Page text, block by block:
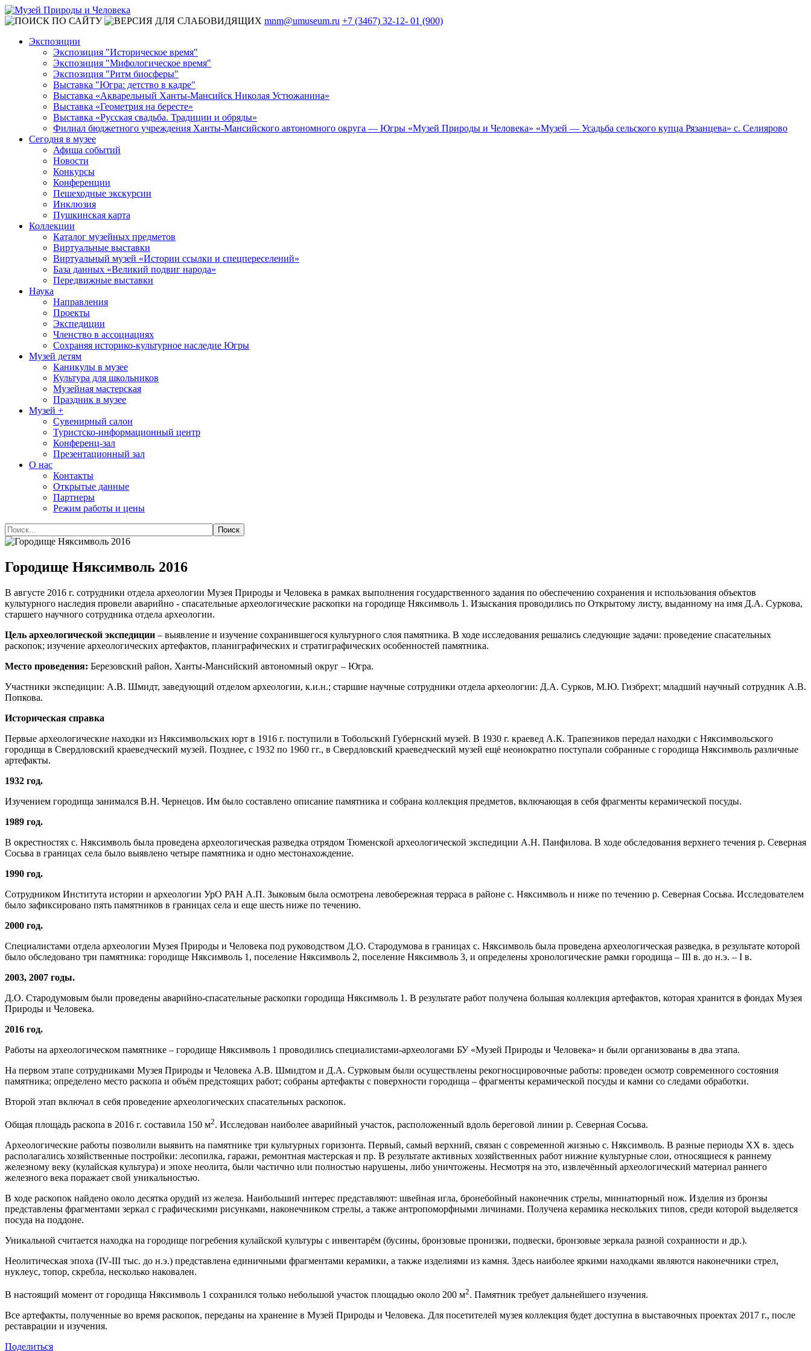
mnm@umuseum.ru +7 (3467) 32-12- 01 (900)
Экспозиции
Экспозиция "Историческое время"
Экспозиция "Мифологическое время"
Экспозиция "Ритм биосферы"
Выставка "Югра: детство в кадре"
Выставка «Акварельный Ханты-Мансийск Николая Устюжанина»
Выставка «Геометрия на бересте»
Выставка «Русская свадьба. Традиции и обряды»
Филиал бюджетного учреждения Ханты-Мансийского автономного округа — Югры «Музей Природы и Человека» «Музей — Усадьба сельского купца Рязанцева» с. Селиярово
Сегодня в музее
Афиша событий
Новости
Конкурсы
Конференции
Пешеходные экскурсии
Инклюзия
Пушкинская карта
Коллекции
Каталог музейных предметов
Виртуальные выставки
Виртуальный музей «Истории ссылки и спецпереселений»
База данных «Великий подвиг народа»
Передвижные выставки
Наука
Направления
Проекты
Экспедиции
Членство в ассоциациях
Сохраняя историко-культурное наследие Югры
Музей детям
Каникулы в музее
Культура для школьников
Музейная мастерская
Праздник в музее
Музей +
Сувенирный салон
Туристско-информационный центр
Конференц-зал
Презентационный зал
О нас
Контакты
Открытые данные
Партнеры
Режим работы и цены
Городище Няксимволь 2016
В августе 2016 г. сотрудники отдела археологии Музея Природы и Человека в рамках выполнения государственного задания по обеспечению сохранения и использования объектов
культурного наследия провели аварийно - спасательные археологические раскопки на городище Няксимволь 1. Изыскания проводились по Открытому листу, выданному на имя Д.А. Суркова,
старшего научного сотрудника отдела археологии.
Цель археологической экспедиции – выявление и изучение сохранившегося культурного слоя памятника. В ходе исследования решались следующие задачи: проведение спасательных
раскопок; изучение археологических артефактов, планиграфических и стратиграфических особенностей памятника.
Место проведения: Березовский район, Ханты-Мансийский автономный округ – Югра.
Участники экспедиции: А.В. Шмидт, заведующий отделом археологии, к.и.н.; старшие научные сотрудники отдела археологии: Д.А. Сурков, М.Ю. Гизбрехт; младший научный сотрудник А.В.
Попкова.
Историческая справка
Первые археологические находки из Няксимвольских юрт в 1916 г. поступили в Тобольский Губернский музей. В 1930 г. краевед А.К. Трапезников передал находки с Няксимвольского
городища в Свердловский краеведческий музей. Позднее, с 1932 по 1960 гг., в Свердловский краеведческий музей ещё неонократно поступали собранные с городища Няксимволь различные
артефакты.
1932 год.
Изучением городища занимался В.Н. Чернецов. Им было составлено описание памятника и собрана коллекция предметов, включающая в себя фрагменты керамической посуды.
1989 год.
В окрестностях с. Няксимволь была проведена археологическая разведка отрядом Тюменской археологической экспедиции А.Н. Панфилова. В ходе обследования верхнего течения р. Северная
Сосьва в границах села было выявлено четыре памятника и одно местонахождение.
1990 год.
Сотрудником Института истории и археологии УрО РАН А.П. Зыковым была осмотрена левобережная терраса в районе с. Няксимволь и ниже по течению р. Северная Сосьва. Исследователем
было зафиксировано пять памятников в границах села и еще шесть ниже по течению.
2000 год.
Специалистами отдела археологии Музея Природы и Человека под руководством Д.О. Стародумова в границах с. Няксимволь была проведена археологическая разведка, в результате которой
было обследовано три памятника: городище Няксимволь 1, поселение Няксимволь 2, поселение Няксимволь 3, и определены хронологические рамки городища – III в. до н.э. – I в.
2003, 2007 годы.
Д.О. Стародумовым были проведены аварийно-спасательные раскопки городища Няксимволь 1. В результате работ получена большая коллекция артефактов, которая хранится в фондах Музея
Природы и Человека.
2016 год.
Работы на археологическом памятнике – городище Няксимволь 1 проводились специалистами-археологами БУ «Музей Природы и Человека» и были организованы в два этапа.
На первом этапе сотрудниками Музея Природы и Человека А.В. Шмидтом и Д.А. Сурковым были осуществлены рекогносцировочные работы: проведен осмотр современного состояния
памятника; определено место раскопа и объём предстоящих работ; собраны артефакты с поверхности городища – фрагменты керамической посуды и камни со следами обработки.
Второй этап включал в себя проведение археологических спасательных раскопок.
Общая площадь раскопа в 2016 г. составила 150 м2. Исследован наиболее аварийный участок, расположенный вдоль береговой линии р. Северная Сосьва.
Археологические работы позволили выявить на памятнике три культурных горизонта. Первый, самый верхний, связан с современной жизнью с. Няксимволь. В разные периоды ХХ в. здесь
располагались хозяйственные постройки: лесопилка, гаражи, ремонтная мастерская и пр. В результате активных хозяйственных работ нижние культурные слои, относящиеся к раннему
железному веку (кулайская культура) и эпохе неолита, были частично или полностью нарушены, либо уничтожены. Несмотря на это, извлечённый археологический материал раннего
железного века поражает свой уникальностью.
В ходе раскопок найдено около десятка орудий из железа. Наибольший интерес представляют: швейная игла, бронебойный наконечник стрелы, миниатюрный нож. Изделия из бронзы
представлены фрагментами зеркал с графическими рисунками, наконечником стрелы, а также антропоморфными личинами. Получена керамика нескольких типов, среди которой выделяется
посуда на поддоне.
Уникальной считается находка на городище погребения кулайской культуры с инвентарём (бусины, бронзовые пронизки, подвески, бронзовые зеркала разной сохранности и др.).
Неолитическая эпоха (IV-III тыс. до н.э.) представлена единичными фрагментами керамики, а также изделиями из камня. Здесь наиболее яркими находками являются наконечники стрел,
нуклеус, топор, скребла, несколько наковален.
В настоящий момент от городища Няксимволь 1 сохранился только небольшой участок площадью около 200 м2. Памятник требует дальнейшего изучения.
Все артефакты, полученные во время раскопок, переданы на хранение в Музей Природы и Человека. Для посетителей музея коллекция будет доступна в выставочных проектах 2017 г., после
реставрации и изучения.
Поделиться